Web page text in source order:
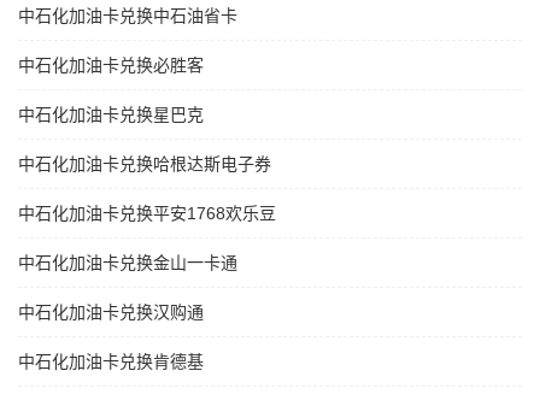
中石化加油卡兑换中石油省卡
中石化加油卡兑换必胜客
中石化加油卡兑换星巴克
中石化加油卡兑换哈根达斯电子券
中石化加油卡兑换平安1768欢乐豆
中石化加油卡兑换金山一卡通
中石化加油卡兑换汉购通
中石化加油卡兑换肯德基